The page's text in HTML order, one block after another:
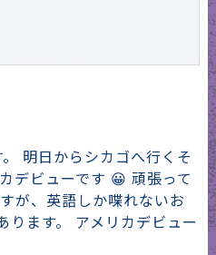
明日からシカゴへ行くそ
デビューです 😀 頑張って
が、英語しか喋れないお
ります。 アメリカデビュー